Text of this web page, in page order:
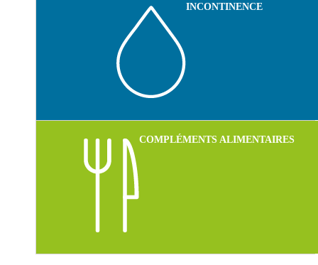
INCONTINENCE
COMPLÉMENTS ALIMENTAIRES